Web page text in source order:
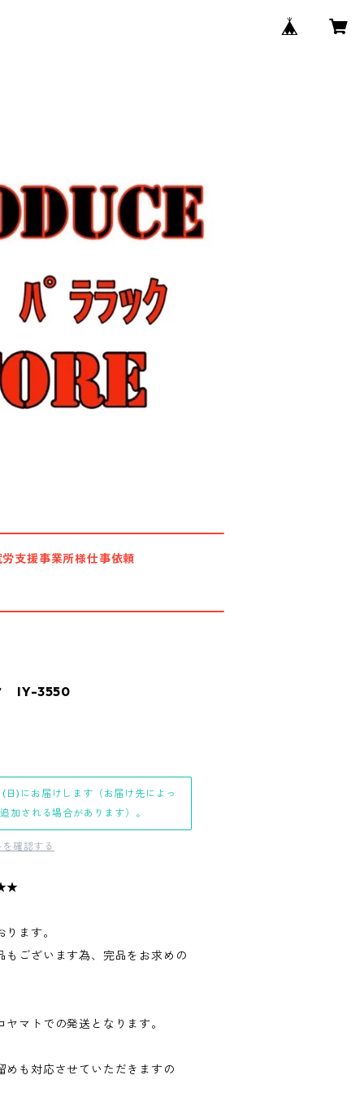
労支援事業所様仕事依頼
IY-3550
)にお届けします（お届け先によっ
加される場合があります）。
確認する
ます。
ございます為、完品をお求めの
マトでの発送となります。
めも対応させていただきますの